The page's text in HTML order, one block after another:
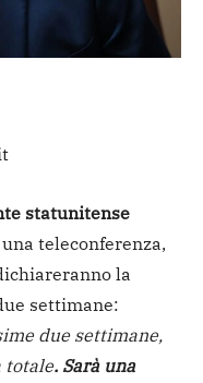
statunitense
teleconferenza,
la
settimane:
due settimane,
totale. Sarà una